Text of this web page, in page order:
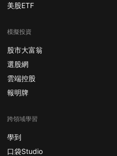
美股ETF
模擬投資
股市大富翁
選股網
雲端控股
報明牌
跨領域學習
學到
口袋Studio